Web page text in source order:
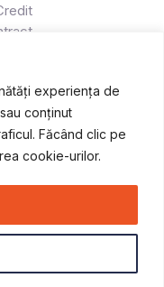
experiența de
conținut
Făcând clic pe
cookie-urilor.
- Race